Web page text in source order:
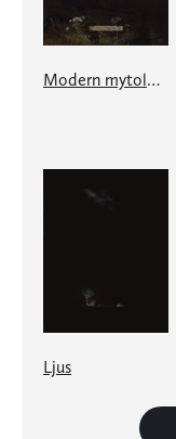
Modern mytologi
Ljus